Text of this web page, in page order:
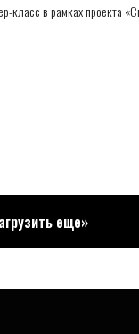
класс в рамках проекта
еще»